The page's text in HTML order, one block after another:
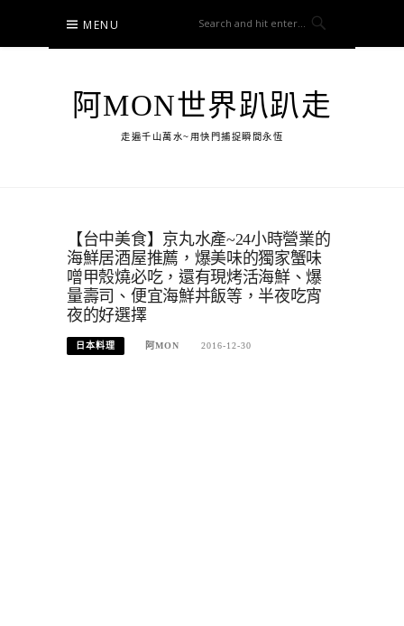
content
MENU
阿MON世界趴趴走
走遍千山萬水~用快門捕捉瞬間永恆
【台中美食】京丸水產~24小時營業的
海鮮居酒屋推薦，爆美味的獨家蟹味
噌甲殼燒必吃，還有現烤活海鮮、爆
量壽司、便宜海鮮丼飯等，半夜吃宵
夜的好選擇
日本料理 阿MON 2016-12-30